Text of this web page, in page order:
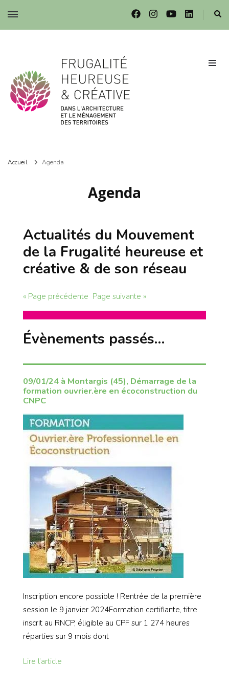
Frugalité dans l'architecture et le ménagement des territoires
Accueil Agenda
Agenda
Actualités du Mouvement
de la Frugalité heureuse et
créative & de son réseau
« Page précédente Page suivante »
Évènements passés…
09/01/24 à Montargis (45), Démarrage de la
formation ouvrier.ère en écoconstruction du
CNPC
Inscription encore possible ! Rentrée de la première
session le 9 janvier 2024Formation certifiante, titre
inscrit au RNCP, éligible au CPF sur 1 274 heures
réparties sur 9 mois dont
Lire l’article